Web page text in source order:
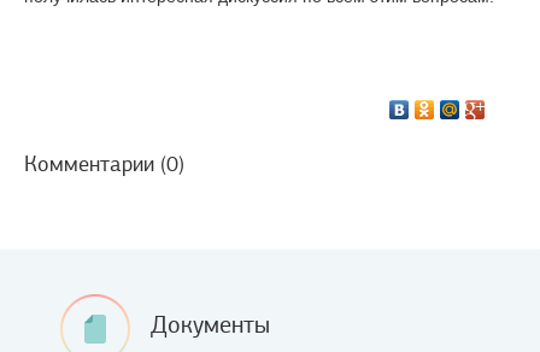
Комментарии (0)
Документы